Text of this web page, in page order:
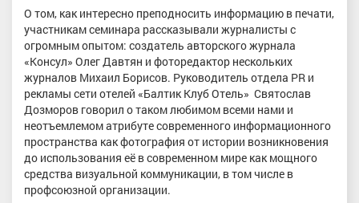
О том, как интересно преподносить информацию в печати,
участникам семинара рассказывали журналисты с
огромным опытом: создатель авторского журнала
«Консул» Олег Давтян и фоторедактор нескольких
журналов Михаил Борисов. Руководитель отдела PR и
рекламы сети отелей «Балтик Клуб Отель» Святослав
Дозморов говорил о таком любимом всеми нами и
неотъемлемом атрибуте современного информационного
пространства как фотография от истории возникновения
до использования её в современном мире как мощного
средства визуальной коммуникации, в том числе в
профсоюзной организации.